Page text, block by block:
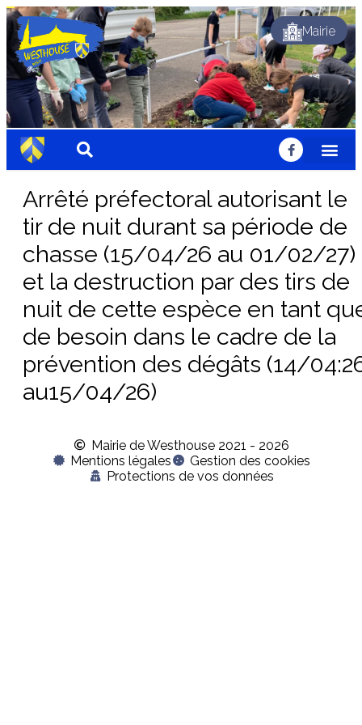
Mairie
Dynamique
Fleuri
Solidaire
Traditionnel
Festif
Sportif
Chaleureux
Accueillant
Nature
Dynamique
Fleuri
Solidaire
Traditionnel
Festif
Sportif
Chaleureux
Accueillant
Nature
Dynamique
Fleuri
Solidaire
Traditionnel
Festif
Sportif
Chaleureux
Accueillant
Nature
Arrêté préfectoral autorisant le
tir de nuit durant sa période de
chasse (15/04/26 au 01/02/27)
et la destruction par des tirs de
nuit de cette espèce en tant
de besoin dans le cadre de la
prévention des dégâts (14/
au15/04/26)
Mairie de Westhouse 2021 - 2026
Mentions légales
Gestion des cookies
Protections de vos données